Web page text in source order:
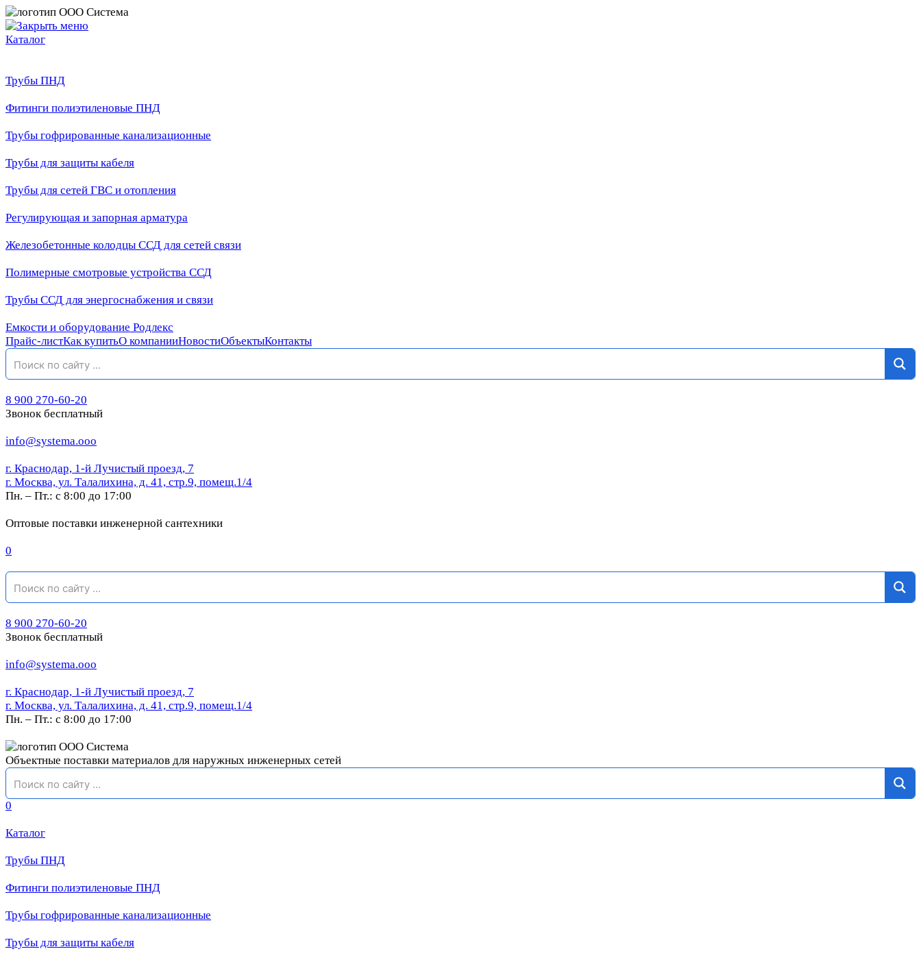
Каталог
Трубы ПНД
Фитинги полиэтиленовые ПНД
Трубы гофрированные канализационные
Трубы для защиты кабеля
Трубы для сетей ГВС и отопления
Регулирующая и запорная арматура
Железобетонные колодцы ССД для сетей связи
Полимерные смотровые устройства ССД
Трубы ССД для энергоснабжения и связи
Емкости и оборудование Родлекс
Прайс-листКак купитьО компанииНовостиОбъектыКонтакты
8 900 270-60-20
Звонок бесплатный
info@systema.ooo
г. Краснодар, 1-й Лучистый проезд, 7
г. Москва, ул. Талалихина, д. 41, стр.9, помещ.1/4
Пн. – Пт.: с 8:00 до 17:00
Оптовые поставки инженерной сантехники
0
8 900 270-60-20
Звонок бесплатный
info@systema.ooo
г. Краснодар, 1-й Лучистый проезд, 7
г. Москва, ул. Талалихина, д. 41, стр.9, помещ.1/4
Пн. – Пт.: с 8:00 до 17:00
Объектные поставки материалов для наружных инженерных сетей
0
Каталог
Трубы ПНД
Фитинги полиэтиленовые ПНД
Трубы гофрированные канализационные
Трубы для защиты кабеля